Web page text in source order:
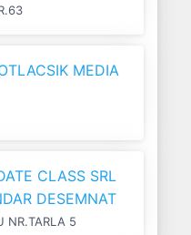
MEDIA
CLASS SRL
DESEMNAT
NR.TARLA 5